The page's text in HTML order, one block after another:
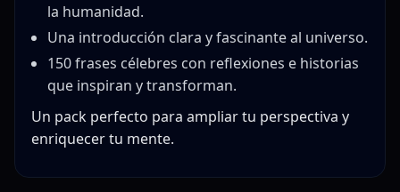
la humanidad.
Una introducción clara y fascinante al universo.
150 frases célebres con reflexiones e historias
que inspiran y transforman.
Un pack perfecto para ampliar tu perspectiva y
enriquecer tu mente.